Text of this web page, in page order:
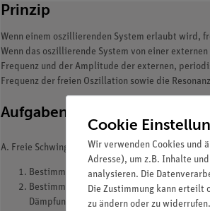
Prinzip
Wenn einem oszillierenden System erlaubt wird,
Wenn das oszillierende System von einer
Frequenz und der Amplitude der externen,
Frequenz der freien Oszillation sowie die
Aufgaben
A. Freie Schwingung
Bestimme die Schwingungsdauer und die
Bestimme die Schwingungsdauer und die
Dämpfungskonstante und logarithmischem
Cookie
Wir verwenden Cookies und
Adresse), um z.B. Inhalte
analysieren. Die
Die Zustimmung kann erteilt
zu ändern oder zu